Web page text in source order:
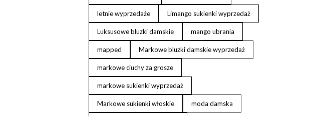
letnie wyprzedaże Limango sukienki wyprzedaż
Luksusowe bluzki damskie mango ubrania
mapped Markowe bluzki damskie wyprzedaż
markowe ciuchy za grosze
markowe sukienki wyprzedaż
Markowe sukienki włoskie moda damska